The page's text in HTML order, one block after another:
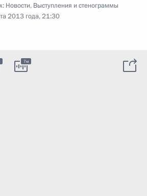
Новости, Выступления и стенограммы
2013 года, 21:30
7м